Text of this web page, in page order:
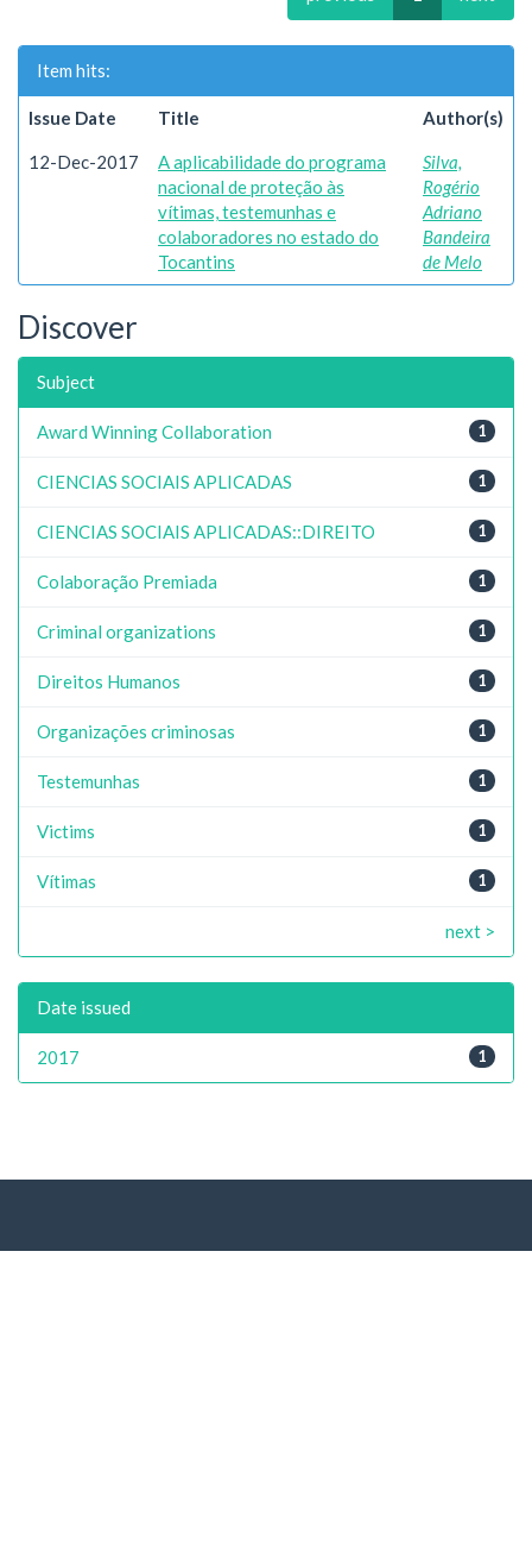
Item hits:
Issue Date Title Author(s)
12-Dec-2017
A aplicabilidade do programa
nacional de proteção às
vítimas, testemunhas e
colaboradores no estado do
Tocantins
Silva,
Rogério
Adriano
Bandeira
de Melo
Discover
Subject
1
Award Winning Collaboration
1
CIENCIAS SOCIAIS APLICADAS
1
CIENCIAS SOCIAIS APLICADAS::DIREITO
1
Colaboração Premiada
1
Criminal organizations
1
Direitos Humanos
1
Organizações criminosas
1
Testemunhas
1
Victims
1
Vítimas
next >
Date issued
1
2017